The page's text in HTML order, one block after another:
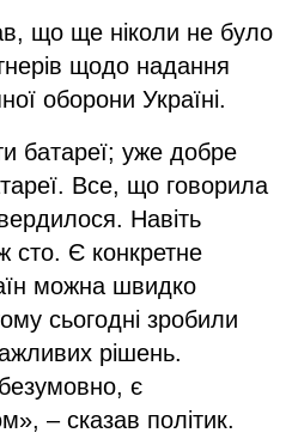
що ще ніколи не було
щодо надання
оборони Україні.
батареї; уже добре
Все, що говорила
Навіть
сто. Є конкретне
можна швидко
сьогодні зробили
рішень.
є
– сказав політик.